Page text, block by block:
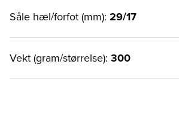
Såle hæl/forfot (mm): 29/17
Vekt (gram/størrelse): 300